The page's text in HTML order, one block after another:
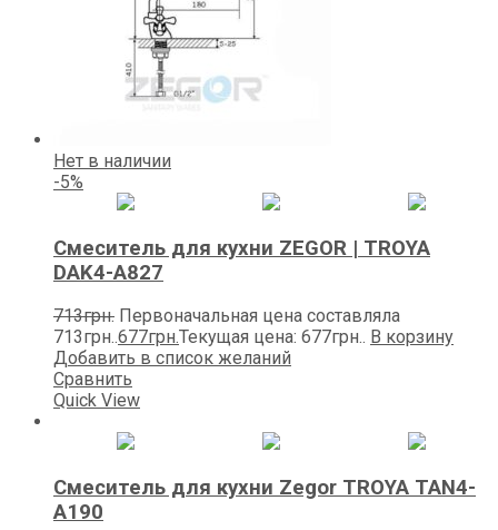
Нет в наличии
-5%
Смеситель для кухни ZEGOR | TROYA
DAK4-А827
713грн. Первоначальная цена составляла
713грн..677грн.Текущая цена: 677грн.. В корзину
Добавить в список желаний
Сравнить
Quick View
Смеситель для кухни Zegor TROYA TAN4-
A190